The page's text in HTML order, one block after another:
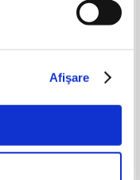
Afişare
volume)